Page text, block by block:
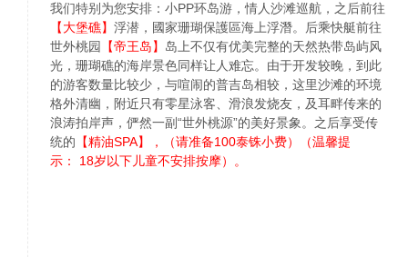
我们特别为您安排：小PP环岛游，情人沙滩巡航，之后前往
【大堡礁】 浮潜，國家珊瑚保護區海上浮潛。后乘快艇前往
世外桃园
【帝王岛】 岛上不仅有优美完整的天然热带岛屿风
光，珊瑚礁的海岸景色同样让人难忘。由于开发较晚，到此
的游客数量比较少，与喧闹的普吉岛相较，这里沙滩的环境
格外清幽，附近只有零星泳客、滑浪发烧友，及耳畔传来的
浪涛拍岸声，俨然一副“世外桃源”的美好景象。之后享受传
统的 【精油SPA】，（请准备100泰铢小费）（温馨提
示： 18岁以下儿童不安排按摩）。